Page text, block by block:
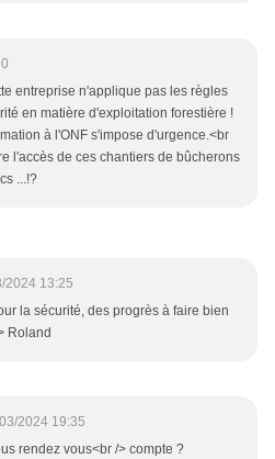
entreprise n'applique pas les règles
en matière d'exploitation forestière !
à l'ONF s'impose d'urgence.<br
l'accès de ces chantiers de bûcherons
...!?
2024 13:25
la sécurité, des progrès à faire bien
Roland
2024 19:35
rendez vous<br /> compte ?